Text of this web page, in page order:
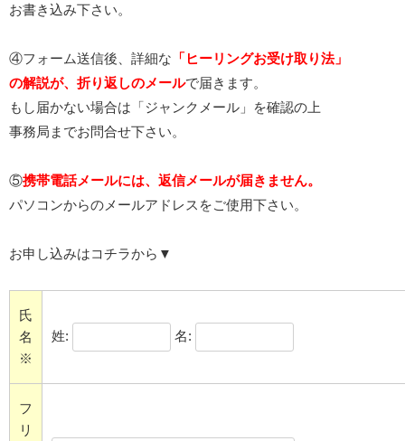
お書き込み下さい。
④フォーム送信後、詳細な 「ヒーリングお受け取り法」
の解説が、折り返しのメールで届きます。
もし届かない場合は「ジャンクメール」を確認の上
事務局までお問合せ下さい。
⑤携帯電話メールには、返信メールが届きません。
パソコンからのメールアドレスをご使用下さい。
お申し込みはコチラから▼
氏
名
※
姓: 名:
フ
リ